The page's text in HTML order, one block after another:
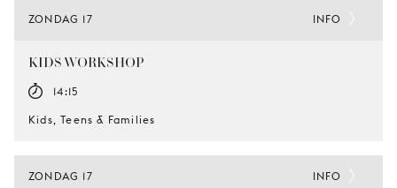
ZONDAG 17
KIDS WORKSHOP
14:15
Kids, Teens & Families
INFO
ZONDAG 17 INFO